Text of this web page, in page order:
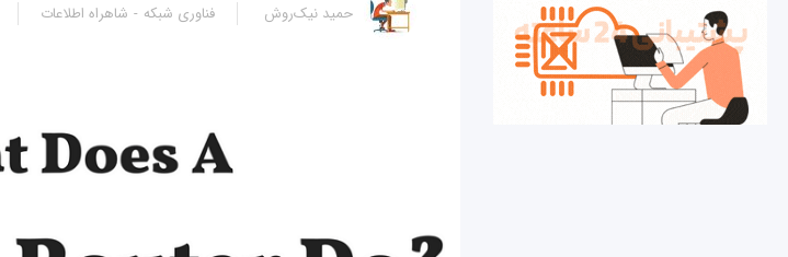
حمید نیک‌روش فناوری شبکه شاهراه اطلاعات